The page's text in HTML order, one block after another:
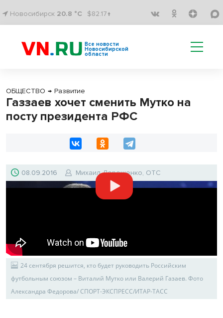
Новосибирск 20.8 °C $82.17↑
Все новости
Новосибирской
области
ОБЩЕСТВО → Развитие
Газзаев хочет сменить Мутко на
посту президента РФС
08.09.2016 Михаил Дорошенко, ОТС
24 сентября решится, кто будет руководить Российским
футбольным союзом – Виталий Мутко или Валерий Газаев. Фото
Александра Федорова/ СПОРТ-ЭКСПРЕСС/ИТАР-ТАСС